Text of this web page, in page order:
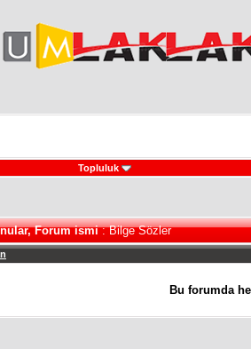
Topluluk
Forum ismi: Bilge Sözler
Bu forumda